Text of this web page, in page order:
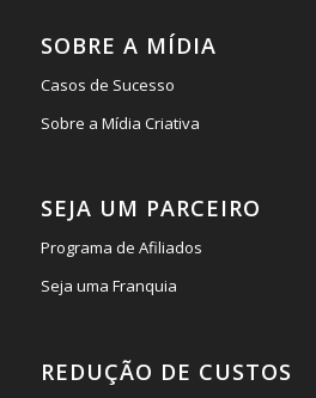
SOBRE A MÍDIA
Casos de Sucesso
Sobre a Mídia Criativa
SEJA UM PARCEIRO
Programa de Afiliados
Seja uma Franquia
REDUÇÃO DE CUSTOS